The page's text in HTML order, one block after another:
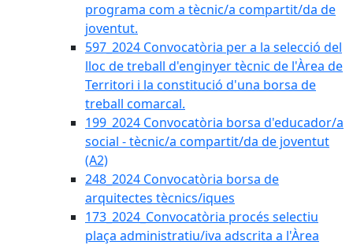
programa com a tècnic/a compartit/da de
joventut.
597_2024 Convocatòria per a la selecció del
lloc de treball d'enginyer tècnic de l'Àrea de
Territori i la constitució d'una borsa de
treball comarcal.
199_2024 Convocatòria borsa d'educador/a
social - tècnic/a compartit/da de joventut
(A2)
248_2024 Convocatòria borsa de
arquitectes tècnics/iques
173_2024_Convocatòria procés selectiu
plaça administratiu/iva adscrita a l'Àrea